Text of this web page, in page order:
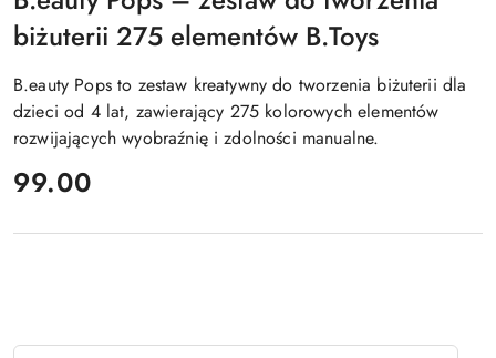
biżuterii 275 elementów B.Toys
B.eauty Pops to zestaw kreatywny do tworzenia biżuterii dla
dzieci od 4 lat, zawierający 275 kolorowych elementów
rozwijających wyobraźnię i zdolności manualne.
cena:
99.00